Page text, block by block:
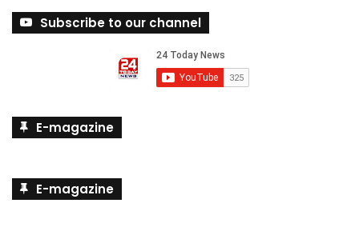
Subscribe to our channel
E-magazine
E-magazine